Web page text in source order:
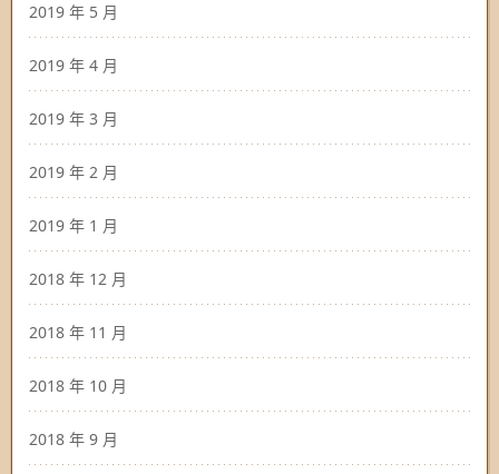
2019 年 5 月
2019 年 4 月
2019 年 3 月
2019 年 2 月
2019 年 1 月
2018 年 12 月
2018 年 11 月
2018 年 10 月
2018 年 9 月